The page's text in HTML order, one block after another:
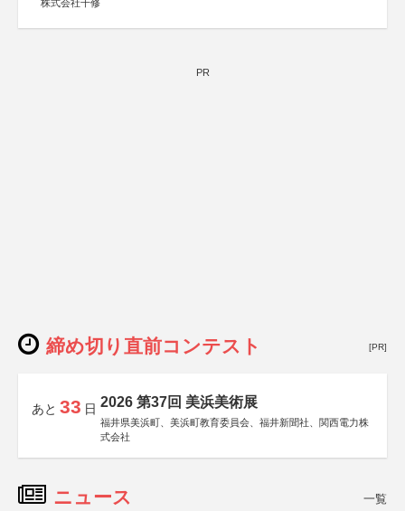
株式会社千修
PR
締め切り直前コンテスト [PR]
あと 33 日 2026 第37回 美浜美術展
福井県美浜町、美浜町教育委員会、福井新聞社、関西電力株
式会社
ニュース 一覧